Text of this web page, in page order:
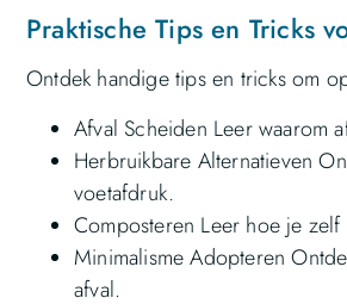
Praktische Tips en Tricks
Ontdek handige tips en tricks om
Afval Scheiden Leer waarom
Herbruikbare Alternatieven
voetafdruk.
Composteren Leer hoe je
Minimalisme Adopteren
afval.